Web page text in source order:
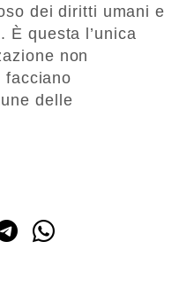
dei diritti umani e
È questa l’unica
non
facciano
delle